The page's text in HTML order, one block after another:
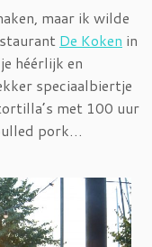
maar ik wilde
De Koken in
héérlijk en
speciaalbiertje
met 100 uur
pork…